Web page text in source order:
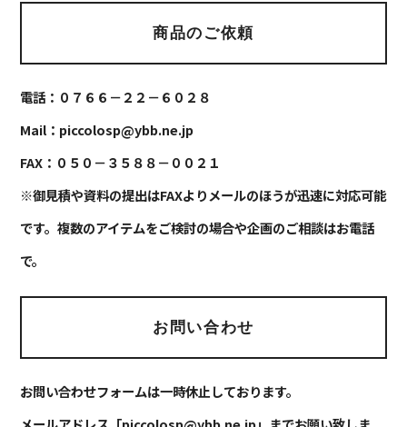
商品のご依頼
電話：０７６６－２２－６０２８
Mail：piccolosp@ybb.ne.jp
FAX：０５０－３５８８－００２１
※御見積や資料の提出はFAXよりメールのほうが迅速に対応可能
です。複数のアイテムをご検討の場合や企画のご相談はお電話
で。
お問い合わせ
お問い合わせフォームは一時休止しております。